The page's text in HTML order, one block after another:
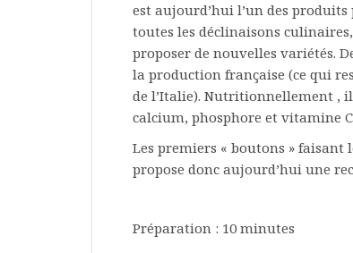
est aujourd’hui l’un des
toutes les déclinaisons
proposer de nouvelles variétés.
la production française (ce qui
de l’Italie). Nutritionnellement ,
calcium, phosphore et vitamine
Les premiers « boutons »
propose donc aujourd’hui une
Préparation : 10 minutes